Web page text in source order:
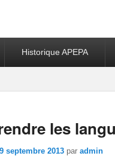
Historique APEPA
les
9 septembre 2013 par admin